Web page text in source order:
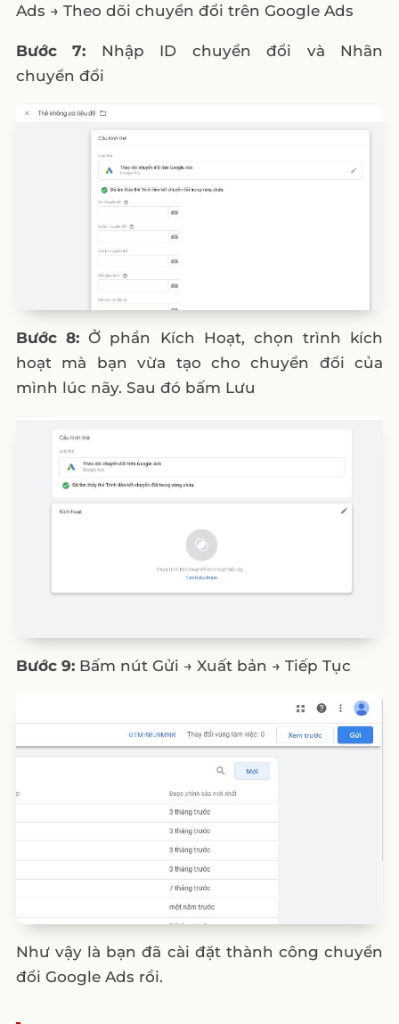
Ads → Theo dõi chuyển đổi trên Google Ads
Bước 7: Nhập ID chuyển đổi và Nhãn
chuyển đổi
Bước 8: Ở phần Kích Hoạt, chọn trình kích
hoạt mà bạn vừa tạo cho chuyển đổi của
mình lúc nãy. Sau đó bấm Lưu
Bước 9:Bấm nút Gửi → Xuất bản → Tiếp Tục
Như vậy là bạn đã cài đặt thành công chuyển
đổi Google Ads rồi.